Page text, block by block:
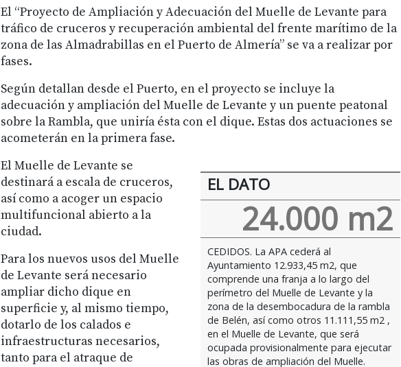
El “Proyecto de Ampliación y Adecuación del Muelle de Levante para
tráfico de cruceros y recuperación ambiental del frente marítimo de la
zona de las Almadrabillas en el Puerto de Almería” se va a realizar por
fases.
Según detallan desde el Puerto, en el proyecto se incluye la
adecuación y ampliación del Muelle de Levante y un puente peatonal
sobre la Rambla, que uniría ésta con el dique. Estas dos actuaciones se
acometerán en la primera fase.
EL DATO
24.000 m2
CEDIDOS. La APA cederá al
Ayuntamiento 12.933,45 m2, que
comprende una franja a lo largo del
perímetro del Muelle de Levante y la
zona de la desembocadura de la rambla
de Belén, así como otros 11.111,55 m2 ,
en el Muelle de Levante, que será
ocupada provisionalmente para ejecutar
las obras de ampliación del Muelle.
El Muelle de Levante se
destinará a escala de cruceros,
así como a acoger un espacio
multifuncional abierto a la
ciudad.
Para los nuevos usos del Muelle
de Levante será necesario
ampliar dicho dique en
superficie y, al mismo tiempo,
dotarlo de los calados e
infraestructuras necesarios,
tanto para el atraque de